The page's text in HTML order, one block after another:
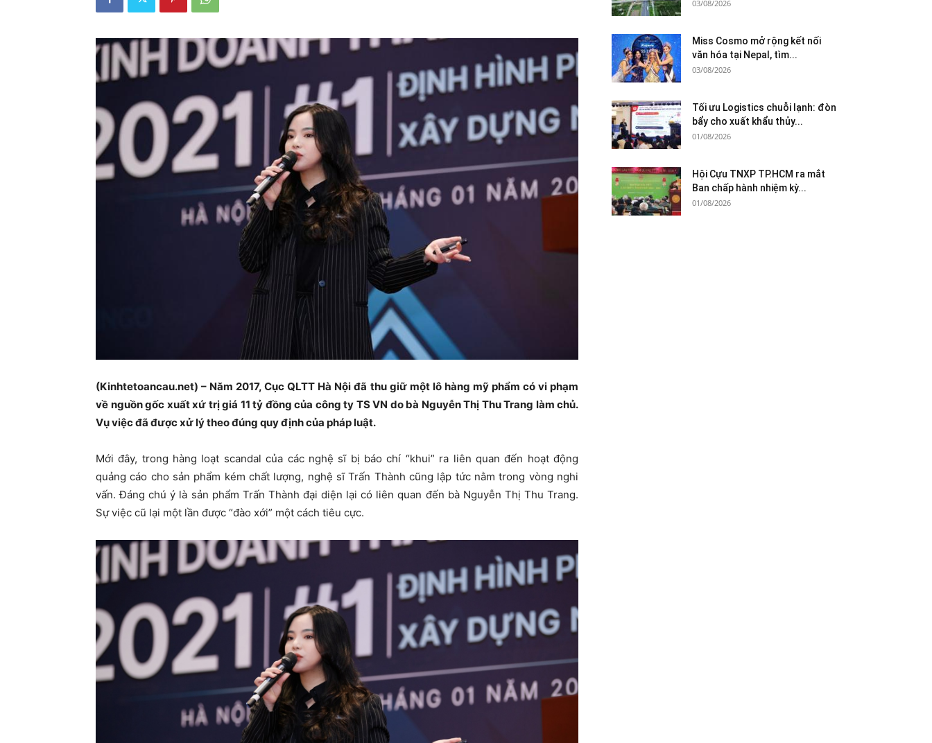
(Kinhtetoancau.net)– Năm 2017, Cục QLTT Hà Nội đã thu giữ một lô hàng mỹ phẩm có vi phạm
về nguồn gốc xuất xứ trị giá 11 tỷ đồng của công ty TS VN do bà Nguyễn Thị Thu Trang làm chủ.
Vụ việc đã được xử lý theo đúng quy định của pháp luật.
Mới đây, trong hàng loạt scandal của các nghệ sĩ bị báo chí “khui” ra liên quan đến hoạt động
quảng cáo cho sản phẩm kém chất lượng, nghệ sĩ Trấn Thành cũng lập tức nằm trong vòng nghi
vấn. Đáng chú ý là sản phẩm Trấn Thành đại diện lại có liên quan đến bà Nguyễn Thị Thu Trang.
Sự việc cũ lại một lần được “đào xới” một cách tiêu cực.
03/08/2026
Miss Cosmo mở rộng kết nối
văn hóa tại Nepal, tìm...
03/08/2026
Tối ưu Logistics chuỗi lạnh: đòn
bẩy cho xuất khẩu thủy...
01/08/2026
Hội Cựu TNXP TP.HCM ra mắt
Ban chấp hành nhiệm kỳ...
01/08/2026